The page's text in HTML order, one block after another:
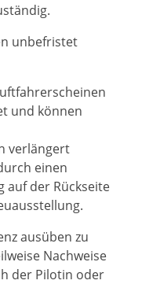
unbefristet
und können
verlängert
einen
auf der Rückseite
ausüben zu
Nachweise
der Pilotin oder